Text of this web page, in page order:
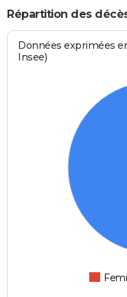
Répartition des
Données exprimées
Insee)